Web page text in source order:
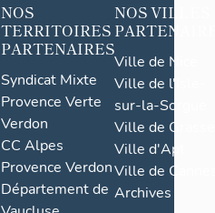
NOS
TERRITOIRES
PARTENAIRES
Syndicat Mixte
Provence Verte
Verdon
CC Alpes
Provence Verdon
Département de
NOS VILLES
Ville de Nice
Ville de l'Isle-
sur-la-Sorgue
Ville de Grasse
Ville d'Apt
Ville de
Archives